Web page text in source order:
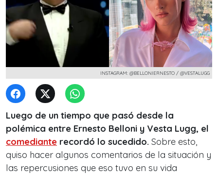
INSTAGRAM: @BELLONIERNESTO / @VESTALUGG
Luego de un tiempo que pasó desde la
polémica entre Ernesto Belloni y Vesta Lugg, el
comediante recordó lo sucedido. Sobre esto,
quiso hacer algunos comentarios de la situación y
las repercusiones que eso tuvo en su vida